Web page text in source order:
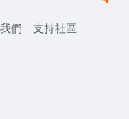
們 支持社區